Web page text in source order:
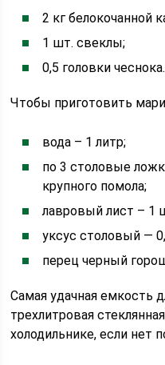
2 кг белокочанной
1 шт. свеклы;
0,5 головки чеснока.
Чтобы приготовить
вода – 1 литр;
по 3 столовые
крупного помола;
лавровый лист – 1
уксус столовый —
перец черный
Самая удачная емкость
трехлитровая
холодильнике, если нет